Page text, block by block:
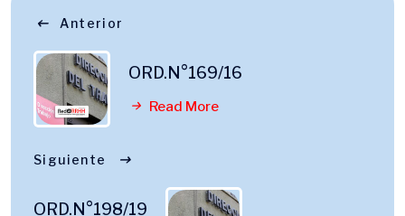
Anterior
ORD.N°169/16
Read More
Siguiente
ORD.N°198/19